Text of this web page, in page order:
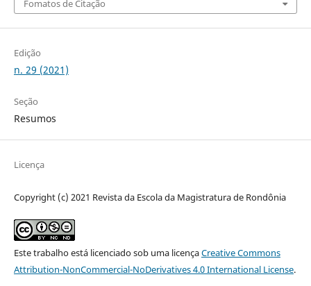
Fomatos de Citação
Edição
n. 29 (2021)
Seção
Resumos
Licença
Copyright (c) 2021 Revista da Escola da Magistratura de Rondônia
Este trabalho está licenciado sob uma licençaCreative Commons
Attribution-NonCommercial-NoDerivatives 4.0 International License.